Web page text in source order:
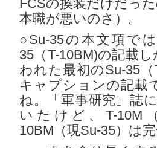
FCSの換装だけだっ
本職が悪いのさ）。
○Su-35の本文項で
35（T-10BM)の記載
われた最初のSu-35
キャプションの記載
ね。「軍事研究」誌
いたけど、T-10M
10BM（現Su-35）は